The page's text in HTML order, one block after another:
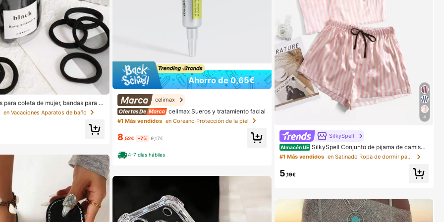
para coleta de mujer, bandas para el
para el cabello, bandas deportiva
accesorios de belleza para el cabell
para verano, vacaciones, viaje
200)
en Vacaciones Aparatos de baño
Ahorro de 0,65€
celimax
celimax Sueros y tratamiento facial
#1 Más vendidos en Coreano Protección de la piel
8,52€ -7% 9,17€
4-7 días hábiles
4
SilkySpell
Almacén UE SilkySpell Conjunto de pijama de camiset
a de satén con estampado de rayas, temporada festiv
a
#1 Más vendidos en Satinado Ropa de dormir para mujer
5 ,19€